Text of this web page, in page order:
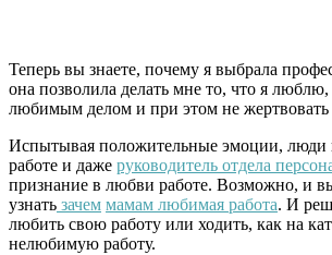
Теперь вы знаете, почему я выбрала
она позволила делать мне то, что я
любимым делом и при этом не жертвовать
Испытывая положительные эмоции, люди
работе и даже руководитель отдела
признание в любви работе. Возможно, и
узнать зачем мамам любимая работа. И
любить свою работу или ходить, как на
нелюбимую работу.